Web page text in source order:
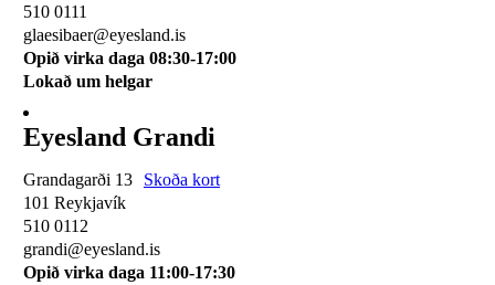
510 0111
glaesibaer@eyesland.is
Opið virka daga 08:30-17:00
Lokað um helgar
Eyesland Grandi
Grandagarði 13
Skoða kort
101 Reykjavík
510 0112
grandi@eyesland.is
Opið virka daga 11:00-17:30